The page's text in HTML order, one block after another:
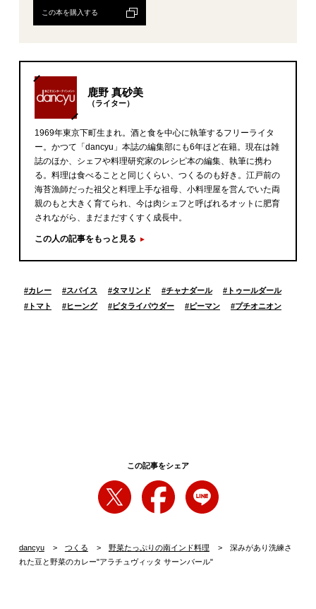
この本を購入する
鹿野 真砂美
（ライター）
1969年東京下町生まれ。酒と食を中心に執筆するフリーライタ
ー。かつて「dancyu」本誌の編集部にも6年ほど在籍。現在は雑
誌のほか、シェフや料理研究家のレシピ本の編集、執筆に携わ
る。料理は食べることと同じくらい、つくるのも好き。江戸前の
海苔漁師だった祖父と料理上手な祖母、小料理屋を営んでいた両
親のもと大きく育てられ、今は肉シェフと呼ばれるオットに肥育
されながら、まだまだすくすく成長中。
この人の記事をもっと見る
#カレー #スパイス #タマリンド #チャナダール # トゥールダール
# トマト # ヒーング #ピタライパウダー #ピーマン #プチオニオン
この記事をシェア
dancyu つくる 野菜たっぷりの南インド料理
深みがあり洗練さ
れた豆と野菜のカレー"アラチュヴィッタ サーンバール"